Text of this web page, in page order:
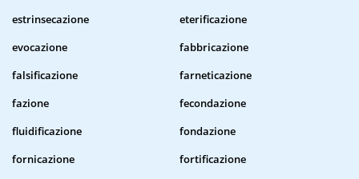
estrinsecazione
eterificazione
evocazione
fabbricazione
falsificazione
farneticazione
fazione
fecondazione
fluidificazione
fondazione
fornicazione
fortificazione